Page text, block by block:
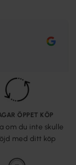
ÖPPET KÖP
om du inte skulle
med ditt köp